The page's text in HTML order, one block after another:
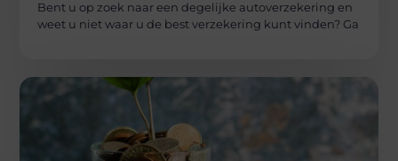
Bent u op zoek naar een degelijke autoverzekering en
weet u niet waar u de best verzekering kunt vinden? Ga